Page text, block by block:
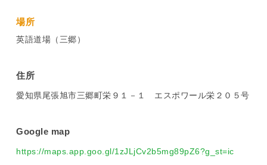
場所
英語道場（三郷）
住所
愛知県尾張旭市三郷町栄９１－１ エスポワール栄２０５号
Google map
https://maps.app.goo.gl/1zJLjCv2b5mg89pZ6?g_st=ic